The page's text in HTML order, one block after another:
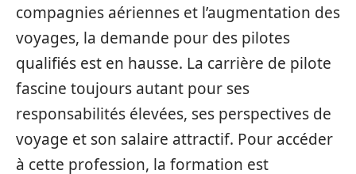
compagnies aériennes et l’augmentation des
voyages, la demande pour des pilotes
qualifiés est en hausse. La carrière de pilote
fascine toujours autant pour ses
responsabilités élevées, ses perspectives de
voyage et son salaire attractif. Pour accéder
à cette profession, la formation est